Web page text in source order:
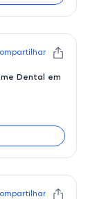
Dental em